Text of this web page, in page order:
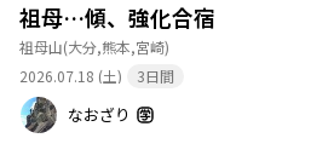
祖母…傾、強化合宿
祖母山(大分,熊本,宮崎)
2026.07.18 (土)
3日間
なおざり